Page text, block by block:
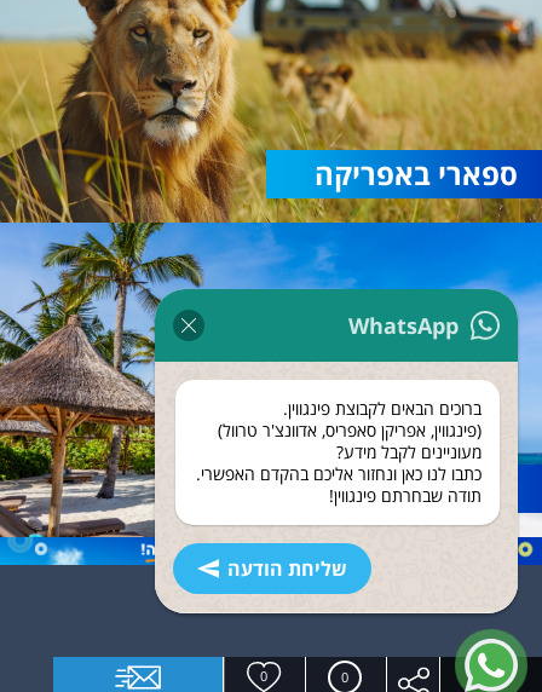
0
0
WhatsApp
ברוכים הבאים לקבוצת פינגווין.
(פינגווין, אפריקן סאפריס, אדוונצ'ר טרוול)
מעוניינים לקבל מידע?
כתבו לנו כאן ונחזור אליכם בהקדם האפשרי.
תודה שבחרתם פינגווין!
שליחת הודעה
ספארי באפריקה
נופש בזנזיבר